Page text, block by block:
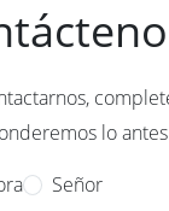
lo
Señor